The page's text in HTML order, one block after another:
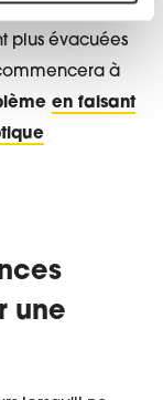
déborde par
plus évacuées
à
en faisant
une